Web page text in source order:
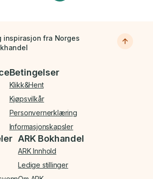
inspirasjon fra Norges
Betingelser
Klikk&Hent
Kjøpsvilkår
Personvernerklæring
Informasjonskapsler
ARK Bokhandel
ARK Innhold
Ledige stillinger